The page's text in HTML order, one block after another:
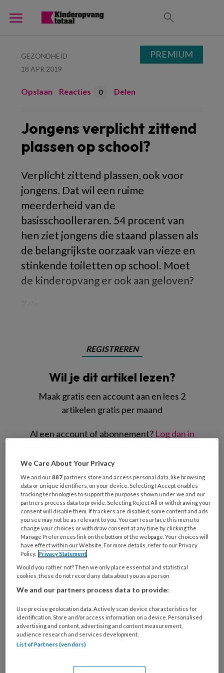
GEZONDHEID
18 APR 2019
Opslaan Reacties 0 Delen
Jongens verplicht zittend
plassen op school?
Verplicht zittend plassen, ook voor
jongens. Dat wil een ruime
meerderheid van de
basisschoolleraren. 54 procent van
hen ziet jongens die staand plassen als
de belangrijkste oorzaak van vieze en
stinkende toiletten op school. Moet
de kinderopvang er ook aan geloven?
REGISTREREN
Wil je dit artikel lezen?
Maak gratis een account aan en lees 2
artikelen gratis per maand
Al een account of abonnement? Log dan in
Wat
is
je
e-
mailadres?
* *
Kies
je
wachtwoord* *
Kies
je
functie *
welke
organisatie
werk
je?
Untitled
Ontvang 2x per week de
KinderopvangTotaal nieuwsbrief
Ontvang iedere zondag het
PREMIUM
We Care About Your Privacy
We and our887 partners store and access personal data, like browsing
data or unique identifiers, on your device. Selecting I Accept enables
tracking technologies to support the purposes shown under we and our
partners process data to provide. Selecting Reject All or withdrawing your
consent will disable them. If trackers are disabled, some content and ads
you see may not be as relevant to you. You can resurface this menu to
change your choices or withdraw consent at any time by clicking the
Manage Preferences link on the bottom of the webpage. Your choices will
have effect within our Website. For more details, refer to our Privacy
Policy. Privacy Statement
Would you rather not? Then we only place essential and statistical
cookies, these do not record any data about you as a person
We and our partners process data to provide:
Use precise geolocation data. Actively scan device characteristics for
identification. Store and/or access information on a device. Personalised
advertising and content, advertising and content measurement,
audience research and services development.
List of Partners (vendors)